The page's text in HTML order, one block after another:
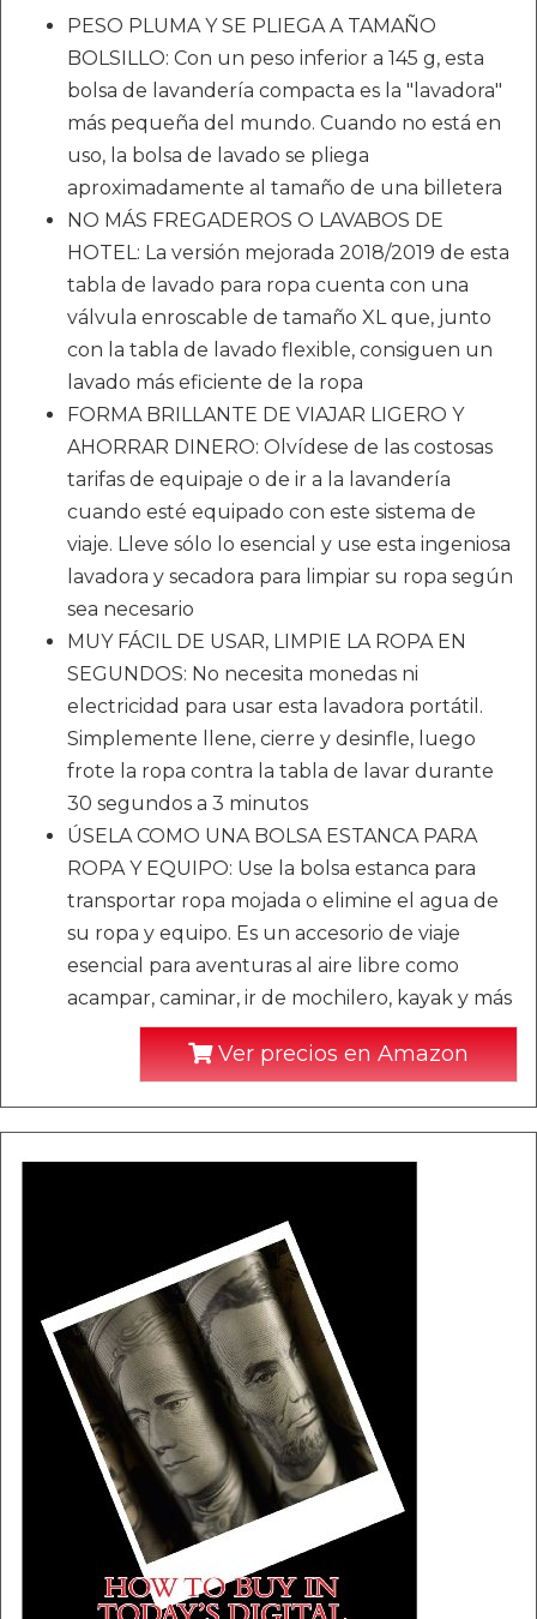
PESO PLUMA Y SE PLIEGA A TAMAÑO
BOLSILLO: Con un peso inferior a 145 g, esta
bolsa de lavandería compacta es la "lavadora"
más pequeña del mundo. Cuando no está en
uso, la bolsa de lavado se pliega
aproximadamente al tamaño de una billetera
NO MÁS FREGADEROS O LAVABOS DE
HOTEL: La versión mejorada 2018/2019 de esta
tabla de lavado para ropa cuenta con una
válvula enroscable de tamaño XL que, junto
con la tabla de lavado flexible, consiguen un
lavado más eficiente de la ropa
FORMA BRILLANTE DE VIAJAR LIGERO Y
AHORRAR DINERO: Olvídese de las costosas
tarifas de equipaje o de ir a la lavandería
cuando esté equipado con este sistema de
viaje. Lleve sólo lo esencial y use esta ingeniosa
lavadora y secadora para limpiar su ropa según
sea necesario
MUY FÁCIL DE USAR, LIMPIE LA ROPA EN
SEGUNDOS: No necesita monedas ni
electricidad para usar esta lavadora portátil.
Simplemente llene, cierre y desinfle, luego
frote la ropa contra la tabla de lavar durante
30 segundos a 3 minutos
ÚSELA COMO UNA BOLSA ESTANCA PARA
ROPA Y EQUIPO: Use la bolsa estanca para
transportar ropa mojada o elimine el agua de
su ropa y equipo. Es un accesorio de viaje
esencial para aventuras al aire libre como
acampar, caminar, ir de mochilero, kayak y más
Ver precios en Amazon